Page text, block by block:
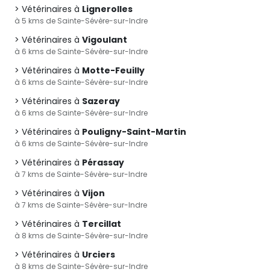
Vétérinaires à Lignerolles
à 5 kms de Sainte-Sévère-sur-Indre
Vétérinaires à Vigoulant
à 6 kms de Sainte-Sévère-sur-Indre
Vétérinaires à Motte-Feuilly
à 6 kms de Sainte-Sévère-sur-Indre
Vétérinaires à Sazeray
à 6 kms de Sainte-Sévère-sur-Indre
Vétérinaires à Pouligny-Saint-Martin
à 6 kms de Sainte-Sévère-sur-Indre
Vétérinaires à Pérassay
à 7 kms de Sainte-Sévère-sur-Indre
Vétérinaires à Vijon
à 7 kms de Sainte-Sévère-sur-Indre
Vétérinaires à Tercillat
à 8 kms de Sainte-Sévère-sur-Indre
Vétérinaires à Urciers
à 8 kms de Sainte-Sévère-sur-Indre